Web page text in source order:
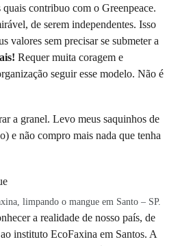
quais contribuo com o Greenpeace.
de serem independentes. Isso
valores sem precisar se submeter a
Requer muita coragem e
seguir esse modelo. Não é
a granel. Levo meus saquinhos de
e não compro mais nada que tenha
limpando o mangue em Santo – SP.
a realidade de nosso país, de
instituto EcoFaxina em Santos. A